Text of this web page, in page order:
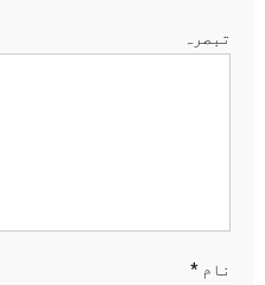
تبصرہ
نام *